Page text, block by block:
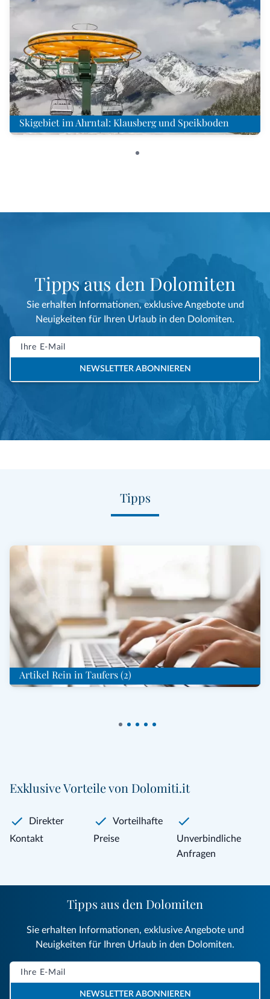
Skigebiet im Ahrntal: Klausberg und Speikboden
Tipps aus den Dolomiten
Sie erhalten Informationen, exklusive Angebote und
Neuigkeiten für Ihren Urlaub in den Dolomiten.
NEWSLETTER ABONNIEREN
Tipps
Artikel Rein in Taufers (2)
Exklusive Vorteile von Dolomiti.it
Direkter
Kontakt
Vorteilhafte
Preise
Unverbindliche
Anfragen
Tipps aus den Dolomiten
Sie erhalten Informationen, exklusive Angebote und
Neuigkeiten für Ihren Urlaub in den Dolomiten.
NEWSLETTER ABONNIEREN